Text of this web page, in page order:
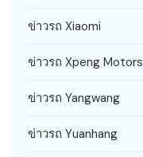
ข่าวรถ Xiaomi
ข่าวรถ Xpeng Motors
ข่าวรถ Yangwang
ข่าวรถ Yuanhang